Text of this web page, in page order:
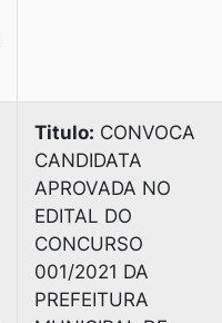
Titulo: CONVOCA
CANDIDATA
APROVADA NO
EDITAL DO
CONCURSO
001/2021 DA
PREFEITURA